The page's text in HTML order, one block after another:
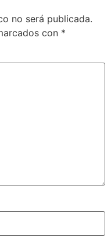
no será publicada.
con *